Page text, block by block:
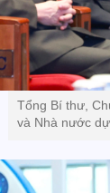
Tổng Bí thư,
và Nhà nước